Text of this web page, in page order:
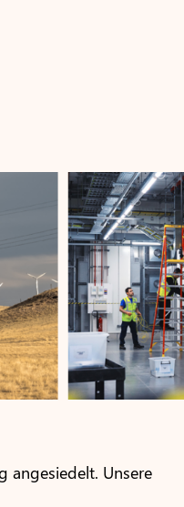
angesiedelt. Unsere